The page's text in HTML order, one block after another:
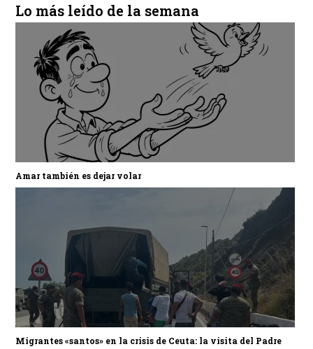
Lo más leído de la semana
Amar también es dejar volar
Migrantes «santos» en la crisis de Ceuta: la visita del Padre